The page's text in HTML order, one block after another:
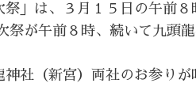
」は、３月１５日の午前８
祭が午前８時、続いて九頭
神社（新宮）両社のお参り